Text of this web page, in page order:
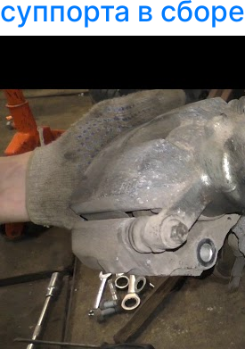
суппорта в сборе